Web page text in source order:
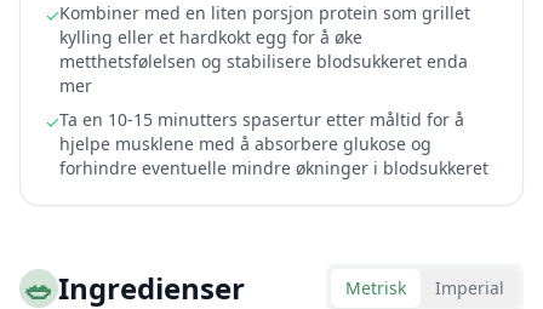
✓Kombiner med en liten porsjon protein som grillet
kylling eller et hardkokt egg for å øke
metthetsfølelsen og stabilisere blodsukkeret enda
mer
✓Ta en 10-15 minutters spasertur etter måltid for å
hjelpe musklene med å absorbere glukose og
forhindre eventuelle mindre økninger i blodsukkeret
🥗Ingredienser Metrisk Imperial